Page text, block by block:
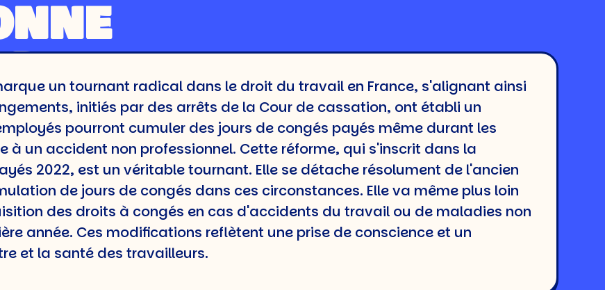
un tournant radical dans le droit du travail en France, s'alignant ainsi
initiés par des arrêts de la Cour de cassation, ont établi un
pourront cumuler des jours de congés payés même durant les
un accident non professionnel. Cette réforme, qui s'inscrit dans la
2022, est un véritable tournant. Elle se détache résolument de l'ancien
de jours de congés dans ces circonstances. Elle va même plus loin
des droits à congés en cas d'accidents du travail ou de maladies non
année. Ces modifications reflètent une prise de conscience et un
et la santé des travailleurs.